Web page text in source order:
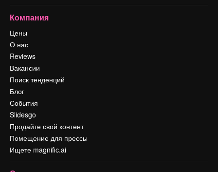
Компания
Цены
О нас
Reviews
Вакансии
Поиск тенденций
Блог
События
Slidesgo
Продайте свой контент
Помещение для прессы
Ищете magnific.ai